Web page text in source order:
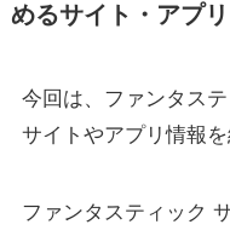
めるサイト・アプリ
今回は、ファンタス
サイトやアプリ情報を
ファンタスティック